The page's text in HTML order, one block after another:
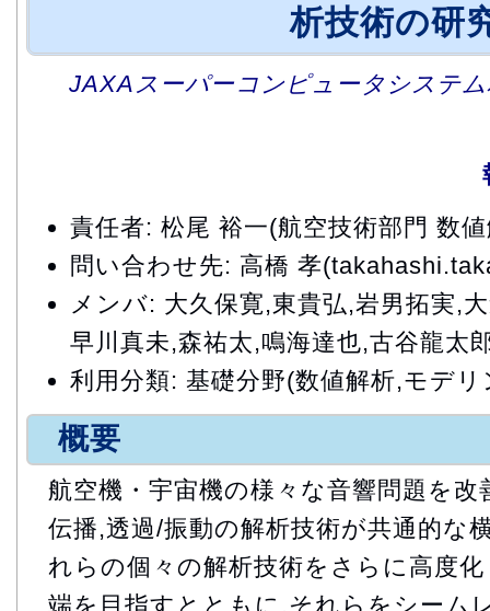
析技術の研
JAXAスーパーコンピュータシステ
責任者: 松尾 裕一(航空技術部門 数
問い合わせ先: 高橋 孝
メンバ: 大久保寛,東貴弘,岩男拓実,
早川真未,森祐太,鳴海達也,古谷龍太
利用分類: 基礎分野(数値解析,モデリ
概要
航空機・宇宙機の様々な音響問題を
伝播,透過/振動の解析技術が共通的な
れらの個々の解析技術をさらに高度
端を目指すとともに,それらをシーム